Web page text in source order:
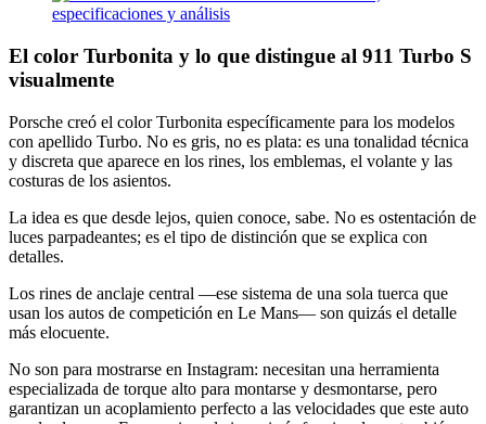
El color Turbonita y lo que distingue al 911 Turbo S
visualmente
Porsche creó el color Turbonita específicamente para los modelos
con apellido Turbo. No es gris, no es plata: es una tonalidad técnica
y discreta que aparece en los rines, los emblemas, el volante y las
costuras de los asientos.
La idea es que desde lejos, quien conoce, sabe. No es ostentación de
luces parpadeantes; es el tipo de distinción que se explica con
detalles.
Los rines de anclaje central —ese sistema de una sola tuerca que
usan los autos de competición en Le Mans— son quizás el detalle
más elocuente.
No son para mostrarse en Instagram: necesitan una herramienta
especializada de torque alto para montarse y desmontarse, pero
garantizan un acoplamiento perfecto a las velocidades que este auto